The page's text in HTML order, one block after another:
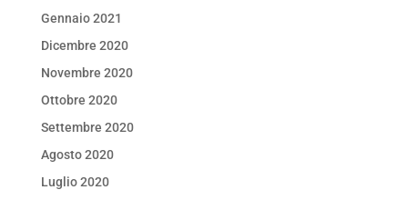
Gennaio 2021
Dicembre 2020
Novembre 2020
Ottobre 2020
Settembre 2020
Agosto 2020
Luglio 2020